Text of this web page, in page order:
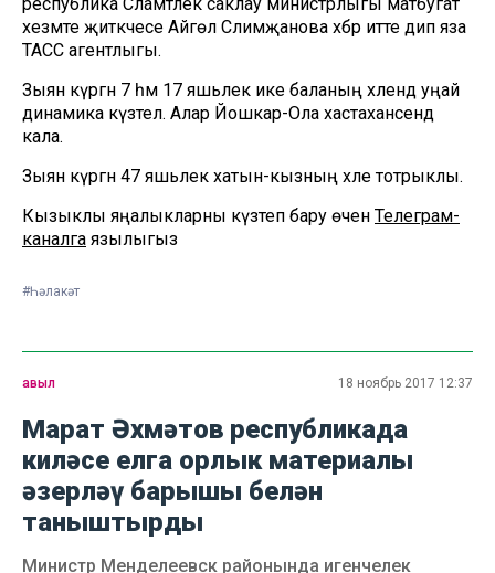
хезмәте җитәкчесе Айгөл Сәлимҗанова хәбәр итте дип яза
ТАСС агентлыгы.
Зыян күргән 7 һәм 17 яшьлек ике баланың хәлендә уңай
динамика күзәтелә. Алар Йошкар-Ола хастаханәсендә
кала.
Зыян күргән 47 яшьлек хатын-кызның хәле тотрыклы.
Кызыклы яңалыкларны күзәтеп бару өчен Телеграм-
каналга язылыгыз
#Һәлакәт
авыл 18 ноябрь 2017 12:37
Марат Әхмәтов республикада
киләсе елга орлык материалы
әзерләү барышы белән
таныштырды
Министр Менделеевск районында игенчелек